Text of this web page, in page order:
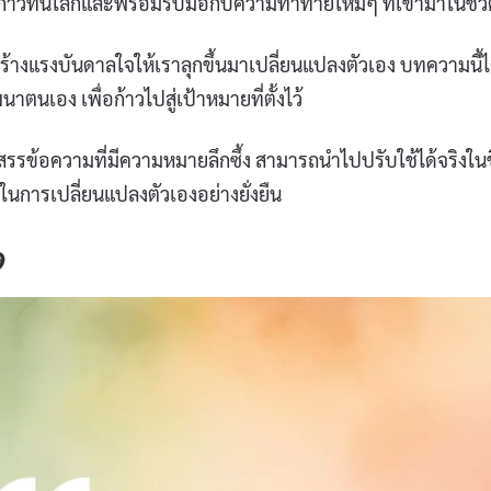
แรงบันดาลใจให้เราลุกขึ้นมาเปลี่ยนแปลงตัวเอง บทความนี้
นเอง เพื่อก้าวไปสู่เป้าหมายที่ตั้งไว้
ข้อความที่มีความหมายลึกซึ้ง สามารถนำไปปรับใช้ได้จริงใ
การเปลี่ยนแปลงตัวเองอย่างยั่งยืน